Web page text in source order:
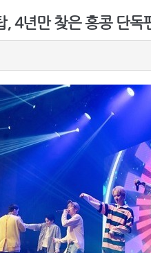
, 4년만 찾은 홍콩 단